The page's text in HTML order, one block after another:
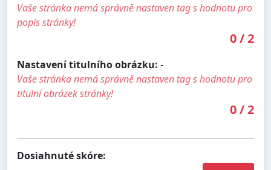
Vaše stránka nemá správně nastaven tag s hodnotu pro
popis stránky!
0/2
Nastavení titulního obrázku: -
Vaše stránka nemá správně nastaven tag s hodnotu pro
titulní obrázek stránky!
0/2
Dosiahnuté skóre: